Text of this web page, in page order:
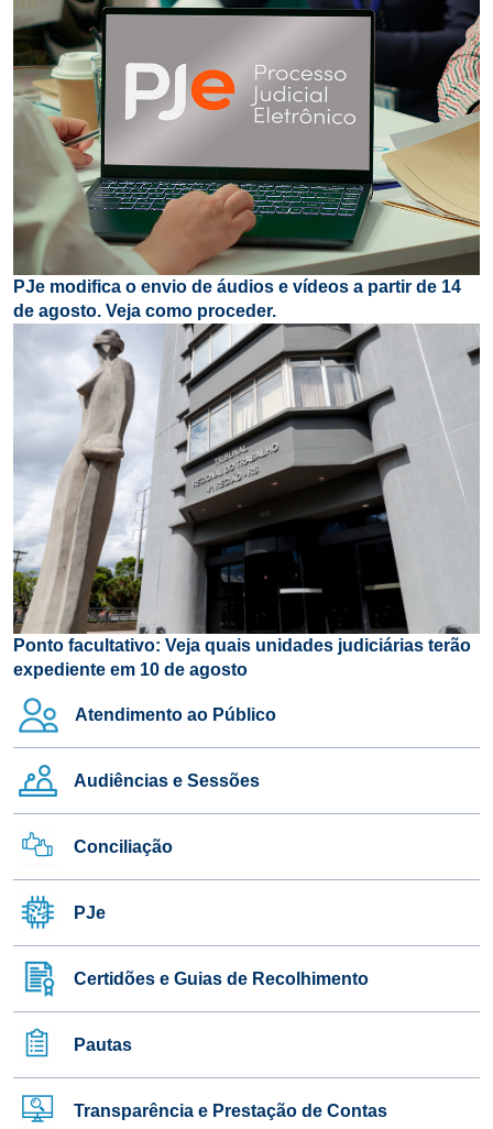
PJe modifica o envio de áudios e vídeos a partir de 14
de agosto. Veja como proceder.
Ponto facultativo: Veja quais unidades judiciárias terão
expediente em 10 de agosto
menu lateral direito
Atendimento ao Público
Audiências e Sessões
Conciliação
PJe
Certidões e Guias de Recolhimento
Pautas
Transparência e Prestação de Contas